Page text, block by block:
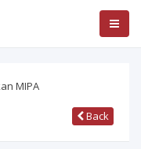
MIPA
Back